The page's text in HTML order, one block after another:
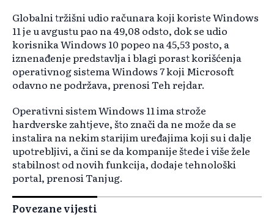
Globalni tržišni udio računara koji koriste Windows
11 je u avgustu pao na 49,08 odsto, dok se udio
korisnika Windows 10 popeo na 45,53 posto, a
iznenađenje predstavlja i blagi porast korišćenja
operativnog sistema Windows 7 koji Microsoft
odavno ne podržava, prenosi Teh rejdar.
Operativni sistem Windows 11 ima strože
hardverske zahtjeve, što znači da ne može da se
instalira na nekim starijim uređajima koji su i dalje
upotrebljivi, a čini se da kompanije štede i više žele
stabilnost od novih funkcija, dodaje tehnološki
portal, prenosi Tanjug.
Povezane vijesti